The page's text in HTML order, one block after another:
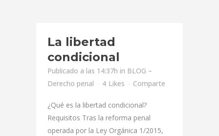
La libertad
condicional
Publicado a las 14:37h in BLOG –
Derecho penal
4 Likes Comparte
¿Qué es la libertad condicional?
Requisitos Tras la reforma penal
operada por la Ley Orgánica 1/2015,